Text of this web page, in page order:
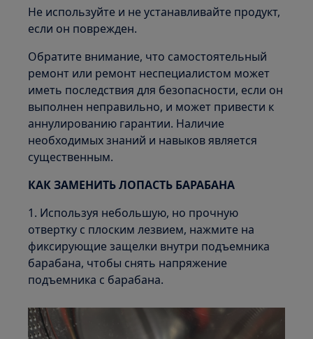
Не используйте и не устанавливайте продукт,
если он поврежден.
Обратите внимание, что самостоятельный
ремонт или ремонт неспециалистом может
иметь последствия для безопасности, если он
выполнен неправильно, и может привести к
аннулированию гарантии. Наличие
необходимых знаний и навыков является
существенным.
КАК ЗАМЕНИТЬ ЛОПАСТЬ БАРАБАНА
1. Используя небольшую, но прочную
отвертку с плоским лезвием, нажмите на
фиксирующие защелки внутри подъемника
барабана, чтобы снять напряжение
подъемника с барабана.